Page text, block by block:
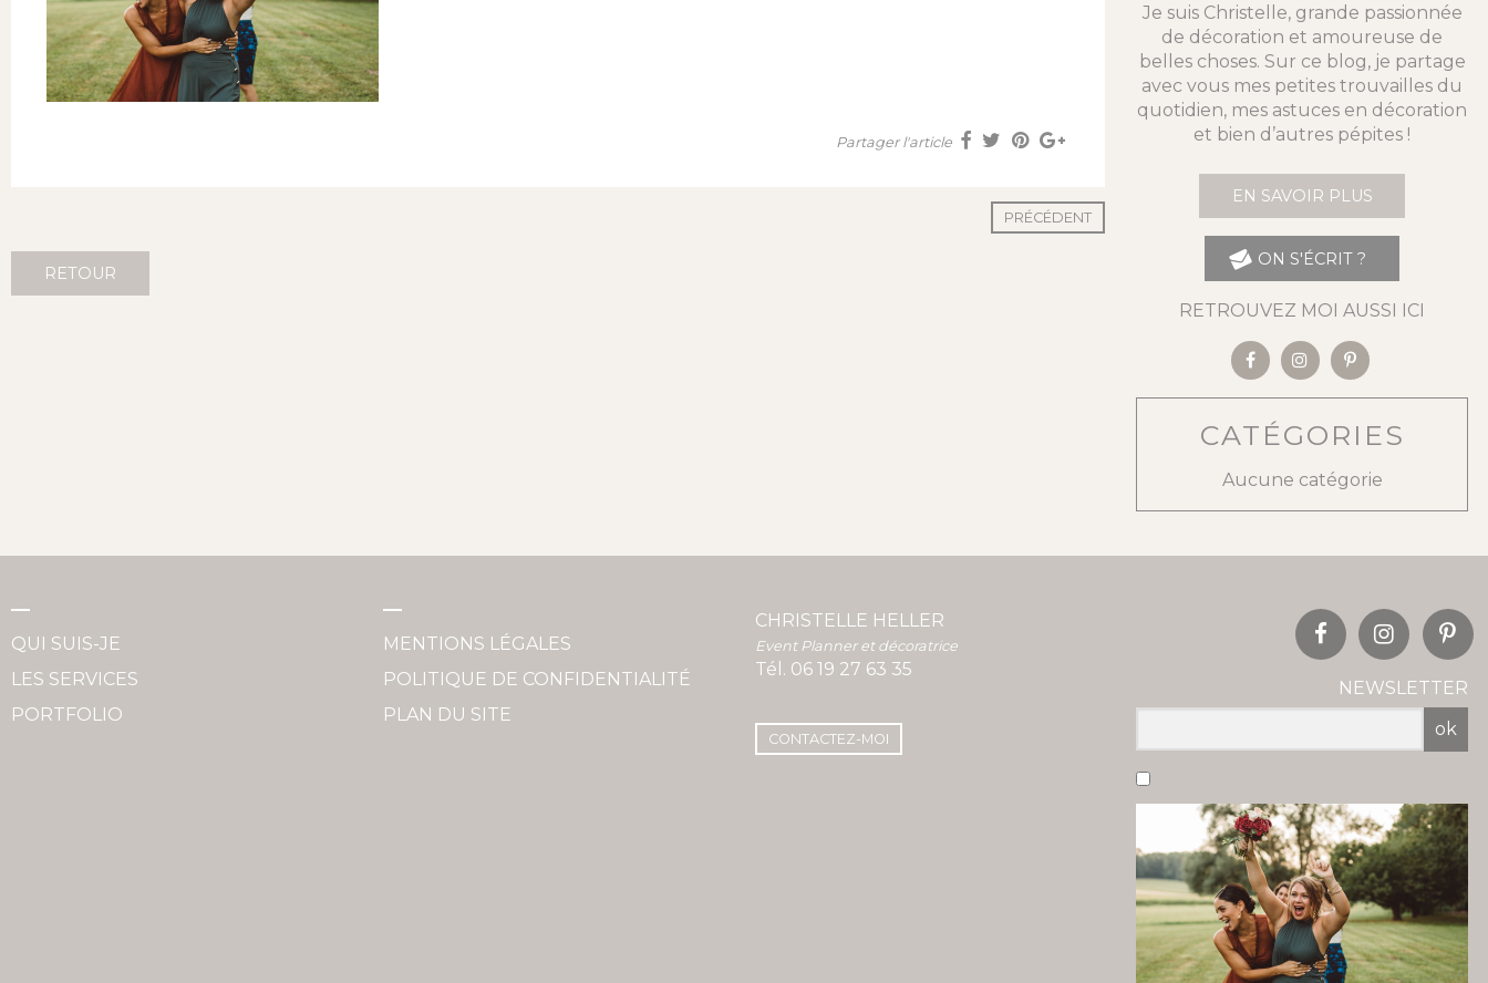
Partager l'article
PRÉCÉDENT
RETOUR
Je suis Christelle, grande passionnée
de décoration et amoureuse de
belles choses. Sur ce blog, je partage
avec vous mes petites trouvailles du
quotidien, mes astuces en décoration
et bien d’autres pépites !
EN SAVOIR PLUS
ON S'ÉCRIT ?
RETROUVEZ MOI AUSSI ICI
CATÉGORIES
Aucune catégorie
QUI SUIS-JE
LES SERVICES
PORTFOLIO
MENTIONS LÉGALES
POLITIQUE DE CONFIDENTIALITÉ
PLAN DU SITE
CHRISTELLE HELLER
Event Planner et décoratrice
Tél. 06 19 27 63 35
CONTACTEZ-MOI
NEWSLETTER
ok